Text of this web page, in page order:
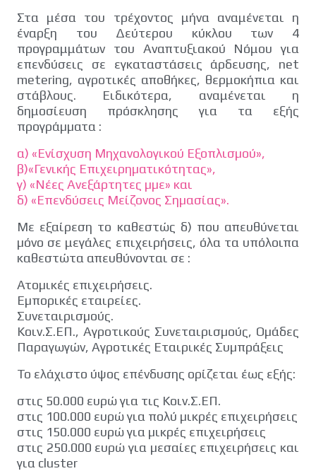
Στα μέσα του τρέχοντος μήνα αναμένεται η
έναρξη του Δεύτερου κύκλου των 4
προγραμμάτων του Αναπτυξιακού Νόμου για
επενδύσεις σε εγκαταστάσεις άρδευσης, net
metering, αγροτικές αποθήκες, θερμοκήπια και
στάβλους. Ειδικότερα, αναμένεται η
δημοσίευση πρόσκλησης για τα εξής
προγράµµατα :
α) «Ενίσχυση Μηχανολογικού Εξοπλισµού»,
β)«Γενικής Επιχειρηµατικότητας»,
γ) «Νέες Ανεξάρτητες µµε» και
δ) «Επενδύσεις Μείζονος Σηµασίας».
Με εξαίρεση το καθεστώς δ) που απευθύνεται
µόνο σε μεγάλες επιχειρήσεις, όλα τα υπόλοιπα
καθεστώτα απευθύνονται σε :
Ατοµικές επιχειρήσεις.
Eµπορικές εταιρείες.
Συνεταιρισµούς.
Κοιν.Σ.ΕΠ., Αγροτικούς Συνεταιρισµούς, Οµάδες
Παραγωγών, Αγροτικές Εταιρικές Συµπράξεις
Το ελάχιστο ύψος επένδυσης ορίζεται έως εξής:
στις 50.000 ευρώ για τις Κοιν.Σ.ΕΠ.
στις 100.000 ευρώ για πολύ µικρές επιχειρήσεις
στις 150.000 ευρώ για µικρές επιχειρήσεις
στις 250.000 ευρώ για µεσαίες επιχειρήσεις και
για cluster